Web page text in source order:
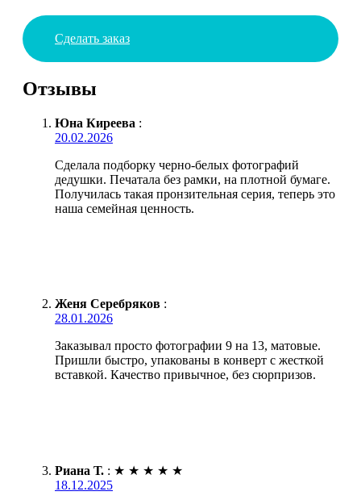
Сделать заказ
Отзывы
Юна Киреева :
20.02.2026
Сделала подборку черно-белых фотографий
дедушки. Печатала без рамки, на плотной бумаге.
Получилась такая пронзительная серия, теперь это
наша семейная ценность.
Женя Серебряков :
28.01.2026
Заказывал просто фотографии 9 на 13, матовые.
Пришли быстро, упакованы в конверт с жесткой
вставкой. Качество привычное, без сюрпризов.
Риана Т. : ★ ★ ★ ★ ★
18.12.2025